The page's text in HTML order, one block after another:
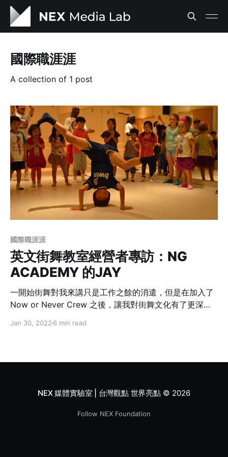
國際職涯涯
A collection of 1 post
國際職涯涯
英文街舞教室經營者專訪：NG
ACADEMY 的JAY
一開始街舞對我來講只是工作之餘的消遣，但是在加入了
Now or Never Crew 之後，讓我對街舞文化有了更深的
只剩我和另外一個朋友的時候， 心裡覺得不服氣，想要把
Jan 30, 2022 6 min read
NEX 媒體實驗室 | 台灣觀點 世界亮點© 2026
Follow NEX Foundation